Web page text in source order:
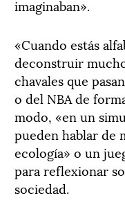
imaginaban».
«Cuando estás
deconstruir
chavales que
o del NBA de
modo, «en un
pueden hablar de
ecología» o un
para reflexionar
sociedad.